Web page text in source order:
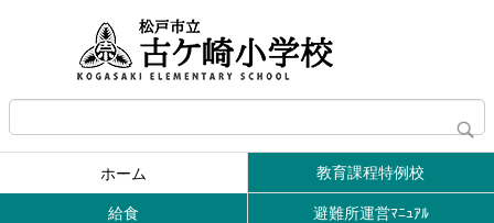
ホーム 教育課程特例校
給食 避難所運営ﾏﾆｭｱﾙ